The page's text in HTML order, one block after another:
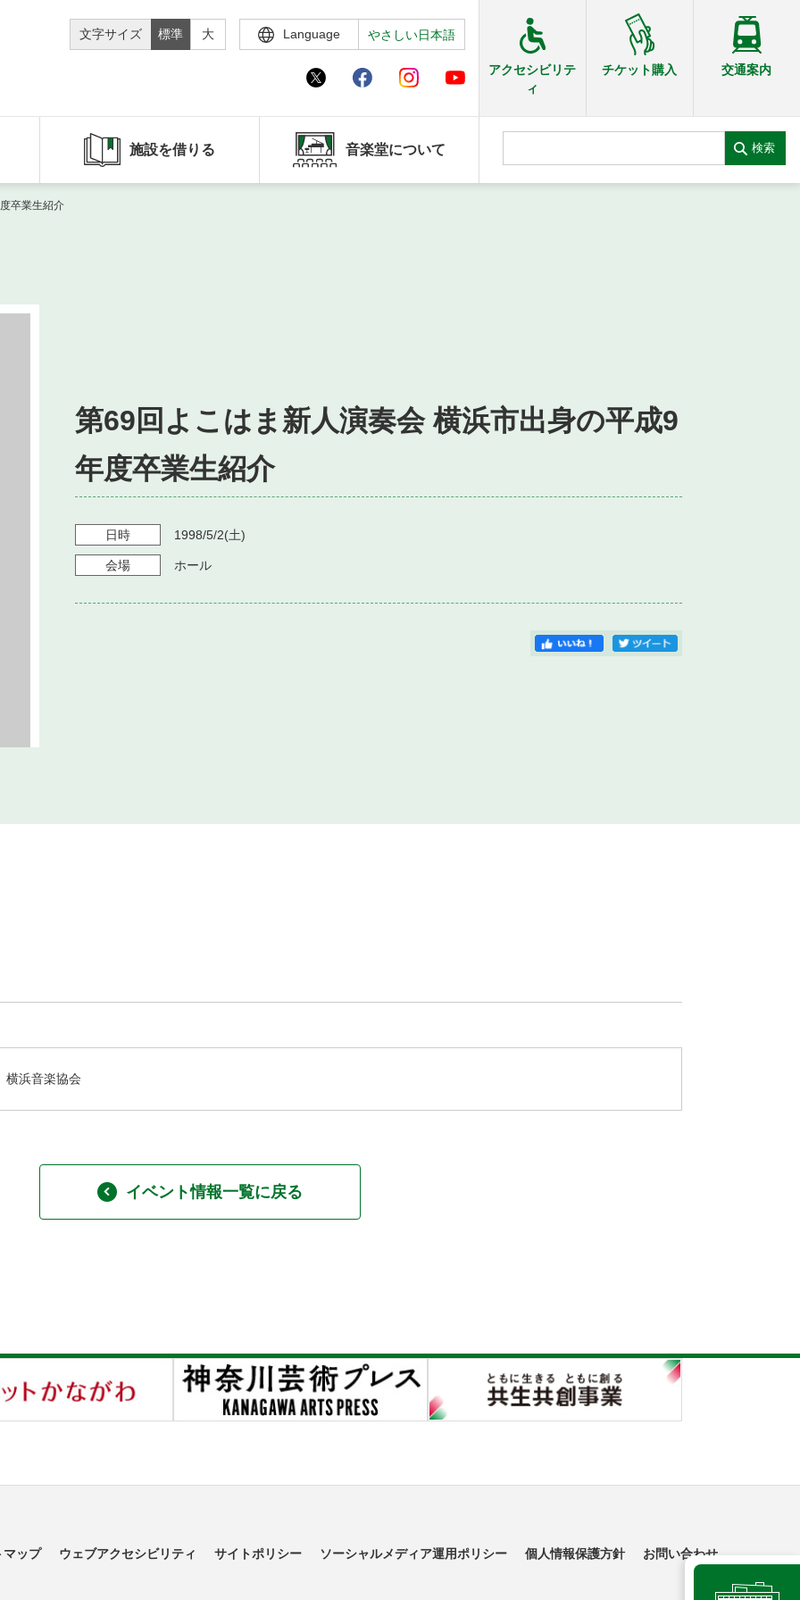
文字サイズ 標準 大 Language やさしい日本語
アクセシビリテ
ィ
チケット購入 交通案内
施設を借りる 音楽堂について 検索
卒業生紹介
第69回よこはま新人演奏会 横浜市出身の平成9
年度卒業生紹介
日時 1998/5/2(土)
会場 ホール
横浜音楽協会
イベント情報一覧に戻る
マップ ウェブアクセシビリティ サイトポリシー ソーシャルメディア運用ポリシー 個人情報保護方針 お問い合わせ